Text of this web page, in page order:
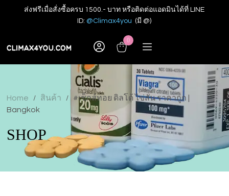
ส่งฟรีเมื่อสั่งซื้อครบ 1500.- บาท หรือติดต่อแอดมินได้ที่ LINE
ID: @Climax4you (มี @)
0
Home / สินค้า /
#เช็กส์ทอย ดิลโด้ ไข่สั่น ราคาถูก |
Bangkok
SHOP